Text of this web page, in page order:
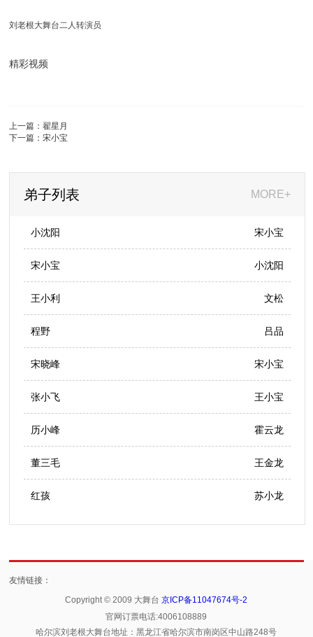
刘老根大舞台二人转演员
精彩视频
上一篇：翟星月
下一篇：宋小宝
弟子列表 MORE+
小沈阳 宋小宝
宋小宝 小沈阳
王小利 文松
程野 吕品
宋晓峰 宋小宝
张小飞 王小宝
历小峰 霍云龙
董三毛 王金龙
红孩 苏小龙
友情链接：
Copyright © 2009 大舞台京ICP备11047674号-2
官网订票电话:4006108889
哈尔滨刘老根大舞台地址：黑龙江省哈尔滨市南岗区中山路248号